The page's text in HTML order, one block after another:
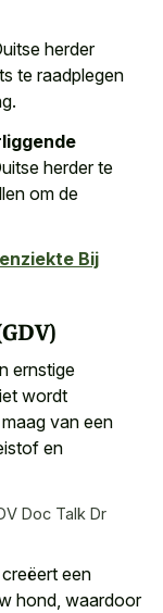
herder
te raadplegen
herder te
om de
Bij
ernstige
wordt
van een
en
Doc Talk Dr
een
hond, waardoor